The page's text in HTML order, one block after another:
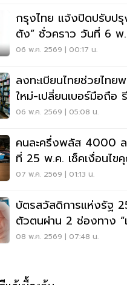
กรุงไทย แจ้งปิดปรับปรุ
ตัง” ชั่วคราว วันที่ 6 พ
พร้อมไทยช่วยไทยพลัส
06 พ.ค. 2569 | 00:17 น.
ลงทะเบียนไทยช่วยไทย
ใหม่-เปลี่ยนเบอร์มือถือ
“เป๋าตัง” ด่วน
06 พ.ค. 2569 | 05:08 น.
คนละครึ่งพลัส 4000 ล
ที่ 25 พ.ค. เช็คเงื่อนไข
ได้สิทธิ
07 พ.ค. 2569 | 01:13 น.
บัตรสวัสดิการแห่งรัฐ
ตัวตนผ่าน 2 ช่องทาง “
ทางรัฐ”
08 พ.ค. 2569 | 07:48 น.